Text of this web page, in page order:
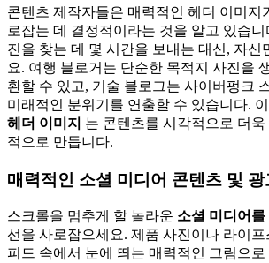
콘텐츠 제작자들은 매력적인 헤더 이미지
로잡는 데 결정적이라는 것을 알고 있습
진을 찾는 데 몇 시간을 보내는 대신, 자신
요. 여행 블로거는 단순한 목적지 사진을
환할 수 있고, 기술 블로그는 사이버펑크
미래적인 분위기를 연출할 수 있습니다.
헤더 이미지 는 콘텐츠를 시각적으로 더
적으로 만듭니다.
매력적인 소셜 미디어 콘텐츠 및
스크롤을 멈추게 할 놀라운 소셜 미디어
선을 사로잡으세요. 제품 사진이나 라이
피드 속에서 눈에 띄는 매력적인 그림으